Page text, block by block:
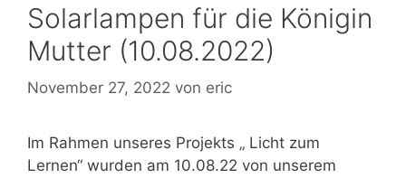
Solarlampen für die Königin
Mutter (10.08.2022)
November 27, 2022 von eric
Im Rahmen unseres Projekts „ Licht zum
Lernen“ wurden am 10.08.22 von unserem